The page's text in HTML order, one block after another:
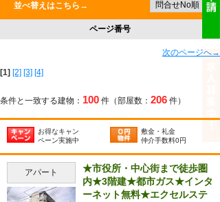
並べ替えはこちら→
ページ番号
次のページへ→
[1] [2] [3] [4]
条件と一致する建物： 100 件（部屋数： 206 件）
お得なキャン
ペーン実施中
敷金・礼金
仲介手数料0円
アパート
★市役所・中心街まで徒歩圏
内★3階建★都市ガス★インタ
ーネット無料★エクセルステ